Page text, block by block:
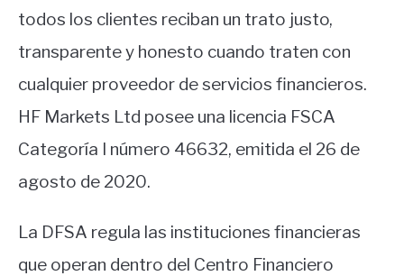
todos los clientes reciban un trato justo,
transparente y honesto cuando traten con
cualquier proveedor de servicios financieros.
HF Markets Ltd posee una licencia FSCA
Categoría I número 46632, emitida el 26 de
agosto de 2020.
La DFSA regula las instituciones financieras
que operan dentro del Centro Financiero